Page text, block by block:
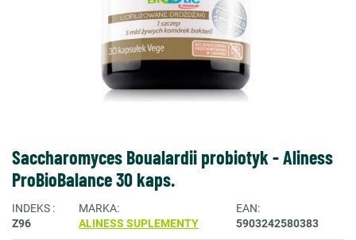
Saccharomyces Boualardii probiotyk - Aliness
ProBioBalance 30 kaps.
INDEKS
Z96
MARKA
ALINESS SUPLEMENTY
EAN
5903242580383